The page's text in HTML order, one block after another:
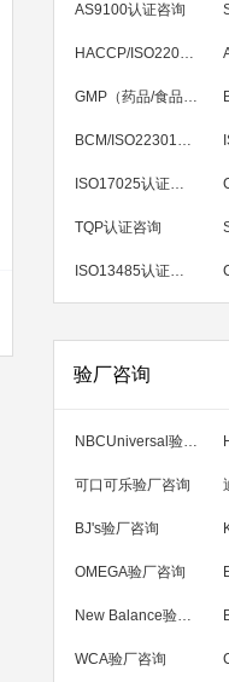
AS9100认证咨询
HACCP/ISO22000/FSSC22000咨询
GMP（药品/食品/化妆品）咨询
BCM/ISO22301认证咨询
ISO17025认证咨询
TQP认证咨询
ISO13485认证咨询
验厂咨询
NBCUniversal验厂咨询
可口可乐验厂咨询
BJ's验厂咨询
OMEGA验厂咨询
New Balance验厂咨询
WCA验厂咨询